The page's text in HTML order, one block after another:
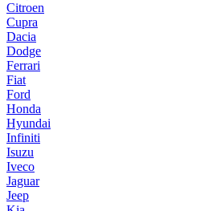
Citroen
Cupra
Dacia
Dodge
Ferrari
Fiat
Ford
Honda
Hyundai
Infiniti
Isuzu
Iveco
Jaguar
Jeep